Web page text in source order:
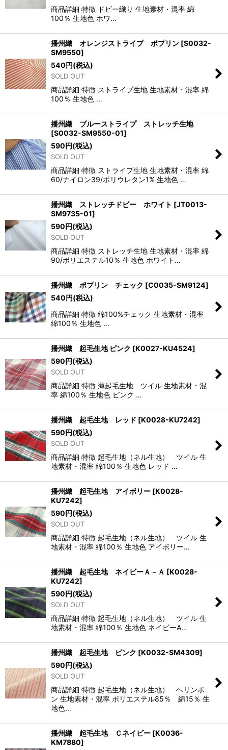
商品詳細 特徴 ドビー織り 生地素材・混率 綿
100％ 生地色 ホワ…
播州織 オレンジストライプ ポプリン [S0032-
SM9550]
540円(税込)
SOLD OUT
商品詳細 特徴 ストライプ生地 生地素材・混率 綿
100％ 生地色 …
播州織 ブルーストライプ ストレッチ生地
[S0032-SM9550-01]
590円(税込)
SOLD OUT
商品詳細 特徴 ストライプ生地 生地素材・混率 綿
60/ナイロン39/ポリウレタン1% 生地色 …
播州織 ストレッチドビー ホワイト [JT0013-
SM9735-01]
590円(税込)
SOLD OUT
商品詳細 特徴 ストレッチ生地 生地素材・混率 綿
90/ポリエステル10％ 生地色 ホワイト…
播州織 ポプリン チェック [C0035-SM9124]
540円(税込)
商品詳細 特徴 綿100%チェック 生地素材・混率
綿100％ 生地色 …
播州織 起毛生地 ピンク [K0027-KU4524]
590円(税込)
SOLD OUT
商品詳細 特徴 薄起毛生地 ツイル 生地素材・混
率 綿100％ 生地色 ピンク …
播州織 起毛生地 レッド [K0028-KU7242]
590円(税込)
SOLD OUT
商品詳細 特徴 起毛生地（ネル生地） ツイル 生
地素材・混率 綿100％ 生地色 レッド …
播州織 起毛生地 アイボリー [K0028-
KU7242]
590円(税込)
SOLD OUT
商品詳細 特徴 起毛生地（ネル生地） ツイル 生
地素材・混率 綿100％ 生地色 アイボリー…
播州織 起毛生地 ネイビーＡ－Ａ [K0028-
KU7242]
590円(税込)
SOLD OUT
商品詳細 特徴 起毛生地（ネル生地） ツイル 生
地素材・混率 綿100％ 生地色 ネイビーA…
播州織 起毛生地 ピンク [K0032-SM4309]
590円(税込)
SOLD OUT
商品詳細 特徴 起毛生地（ネル生地） ヘリンボ
ン 生地素材・混率 ポリエステル85％ 綿15％ 生
地色…
播州織 起毛生地 Ｃネイビー [K0036-
KM7880]